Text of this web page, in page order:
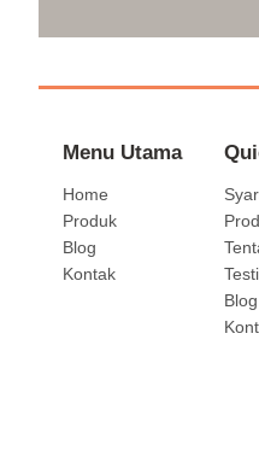
Menu Utama
Home
Produk
Blog
Kontak
Blog